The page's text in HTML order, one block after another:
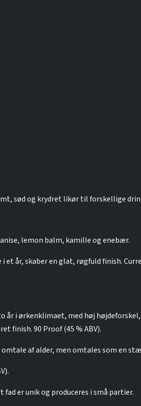
sød og krydret likør til forskellige
lemon balm, kamille og enebær.
år, skaber en glat, røgfuld finish.
i ørkenklimaet, med høj
finish. 90 Proof (45 % ABV).
omtale af alder, men omtales som en
fad er unik og produceres i små partier.